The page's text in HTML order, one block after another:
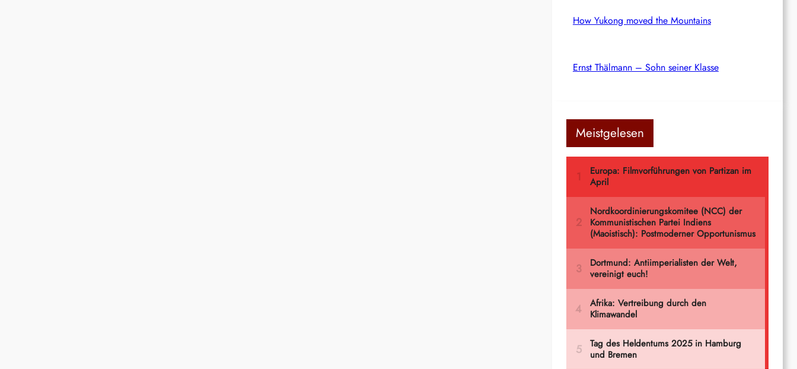
How Yukong moved the Mountains
Ernst Thälmann – Sohn seiner Klasse
Meistgelesen